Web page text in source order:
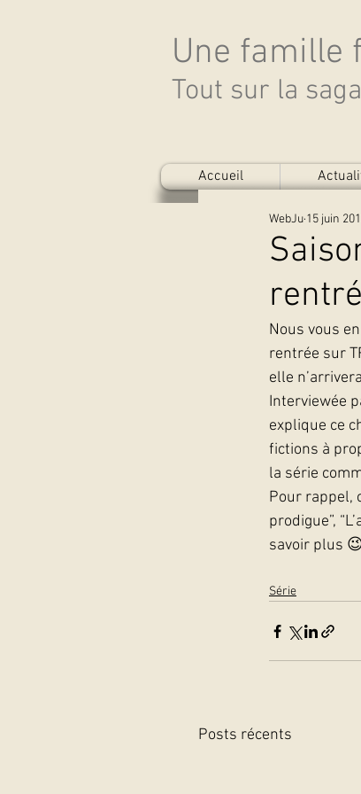
Une famille
Tout sur la
Accueil
WebJu 15 juin
Nous vous
rentrée sur
elle
Interviewée
explique ce
fictions à
la série
Pour rappel,
prodigue”,
savoir plus
Série
Posts récents